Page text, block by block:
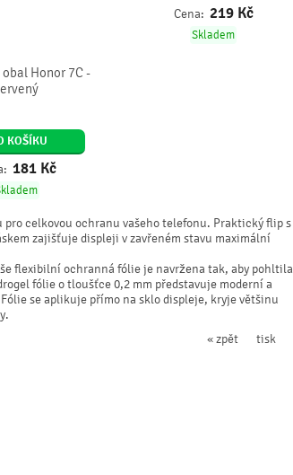
Cena: 219 Kč
Skladem
Honor 7C -
KOŠÍKU
181 Kč
celkovou ochranu vašeho telefonu. Praktický flip s
zajišťuje displeji v zavřeném stavu maximální
flexibilní ochranná fólie je navržena tak, aby pohltila
fólie o tloušťce 0,2 mm představuje moderní a
se aplikuje přímo na sklo displeje, kryje většinu
tisk
« zpět